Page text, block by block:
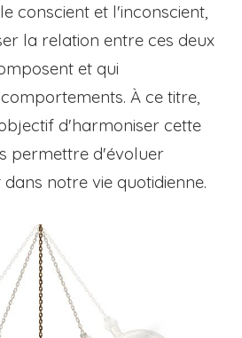
conscient et l'inconscient,
la relation entre ces deux
et qui
À ce titre,
d'harmoniser cette
permettre d'évoluer
notre vie quotidienne.